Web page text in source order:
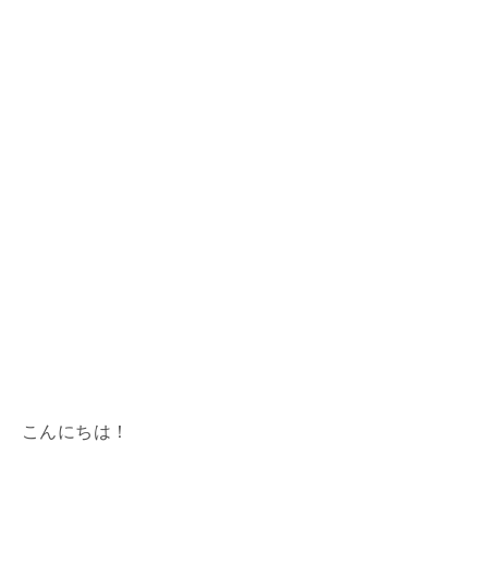
こんにちは！